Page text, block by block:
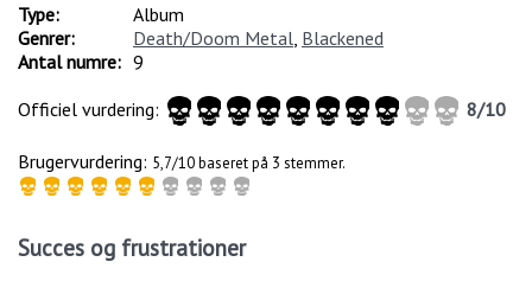
Type:
Album
Genrer:
Death/Doom Metal Blackened
Antal numre: 9
Officiel vurdering:
8/10
Brugervurdering: 5,7/10 baseret på 3 stemmer.
Succes og frustrationer